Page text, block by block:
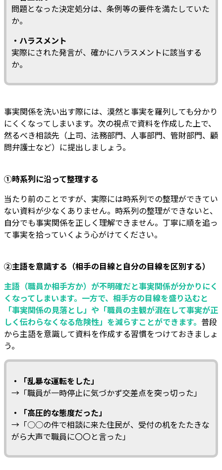
問題となった決定処分は、条例等の要件を満たしていた
か。
・ハラスメント
実際にされた発言が、確かにハラスメントに該当する
か。
事実関係を洗い出す際には、漠然と事実を羅列しても分かり
にくくなってしまいます。次の視点で資料を作成した上で、
然るべき相談先（上司、法務部門、人事部門、管財部門、顧
問弁護士など）に提出しましょう。
①時系列に沿って整理する
当たり前のことですが、実際には時系列での整理ができてい
ない資料が少なくありません。時系列の整理ができないと、
自分でも事実関係を正しく理解できません。丁寧に順を追っ
て事実を拾っていくよう心がけてください。
②主語を意識する（相手の目線と自分の目線を区別する）
主語（職員か相手方か）が不明確だと事実関係が分かりにく
くなってしまいます。一方で、相手方の目線を盛り込むと
「事実関係の見落とし」や「職員の主観が混在して事実が正
しく伝わらなくなる危険性」を減らすことができます。 普段
から主語を意識して資料を作成する習慣をつけておきましょ
う。
・「乱暴な運転をした」
→「職員が一時停止に気づかず交差点を突っ切った」
・「高圧的な態度だった」
→「○○の件で相談に来た住民が、受付の机をたたきな
がら大声で職員に〇〇と言った」